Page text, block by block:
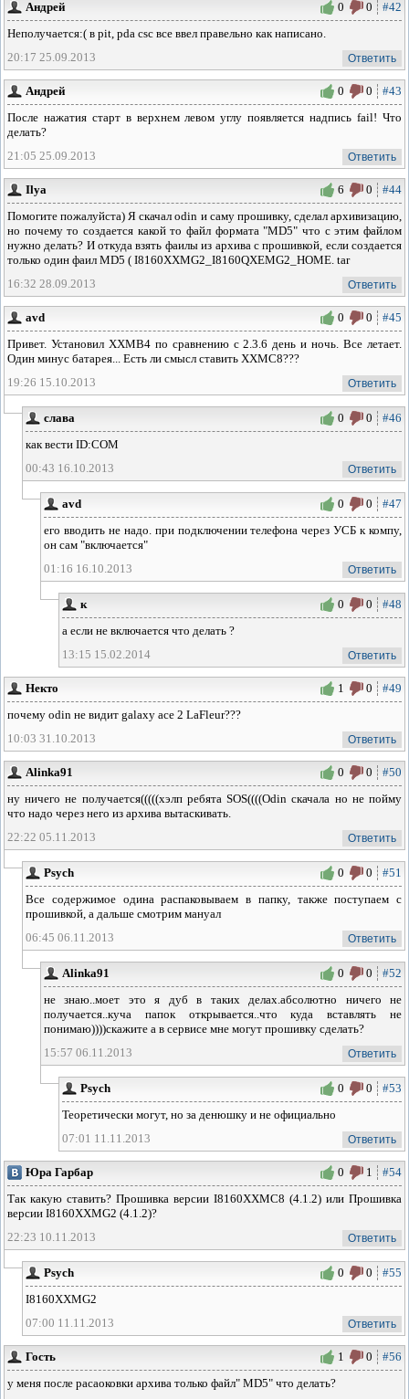
Андрей #42
0
0
Неполучается:( в pit, pda csc все ввел правельно как написано.
20:17 25.09.2013
Ответить
Андрей #43
0
0
После нажатия старт в верхнем левом углу появляется надпись fail! Что
делать?
21:05 25.09.2013
Ответить
Ilya #44
0
6
Помогите пожалуйста) Я скачал odin и саму прошивку, сделал архивизацию,
но почему то создается какой то файл формата "MD5" что с этим файлом
нужно делать? И откуда взять фаилы из архива с прошивкой, если создается
только один фаил MD5 ( I8160XXMG2_I8160QXEMG2_HOME. tar
16:32 28.09.2013
Ответить
avd #45
0
0
Привет. Установил XXMB4 по сравнению с 2.3.6 день и ночь. Все летает.
Один минус батарея... Есть ли смысл ставить XXMC8???
19:26 15.10.2013
Ответить
слава #46
0
0
как вести ID:COM
00:43 16.10.2013
Ответить
avd #47
0
0
его вводить не надо. при подключении телефона через УСБ к компу,
он сам "включается"
01:16 16.10.2013
Ответить
к #48
0
0
а если не включается что делать ?
13:15 15.02.2014
Ответить
Некто #49
0
1
почему odin не видит galaxy ace 2 LaFleur???
10:03 31.10.2013
Ответить
Alinka91 #50
0
0
ну ничего не получается(((((хэлп ребята SOS((((Odin скачала но не пойму
что надо через него из архива вытаскивать.
22:22 05.11.2013
Ответить
Psych #51
0
0
Все содержимое одина распаковываем в папку, также поступаем с
прошивкой, а дальше смотрим мануал
06:45 06.11.2013
Ответить
Alinka91 #52
0
0
не знаю..моет это я дуб в таких делах.абсолютно ничего не
получается..куча папок открывается..что куда вставлять не
понимаю))))скажите а в сервисе мне могут прошивку сделать?
15:57 06.11.2013
Ответить
Psych #53
0
0
Теоретически могут, но за денюшку и не официально
07:01 11.11.2013
Ответить
Юра Гарбар #54
1
0
Так какую ставить? Прошивка версии I8160XXMC8 (4.1.2) или Прошивка
версии I8160XXMG2 (4.1.2)?
22:23 10.11.2013
Ответить
Psych #55
0
0
I8160XXMG2
07:00 11.11.2013
Ответить
Гость #56
0
1
у меня после расаоковки архива только файл" MD5" что делать?